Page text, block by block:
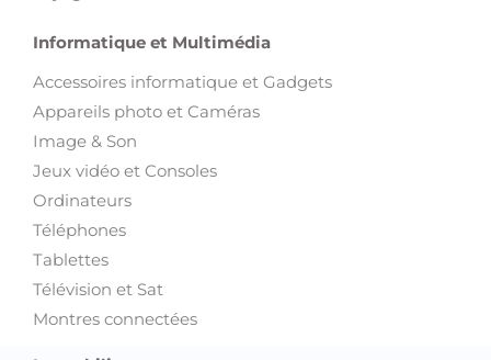
Informatique et Multimédia
Accessoires informatique et Gadgets
Appareils photo et Caméras
Image & Son
Jeux vidéo et Consoles
Ordinateurs
Téléphones
Tablettes
Télévision et Sat
Montres connectées